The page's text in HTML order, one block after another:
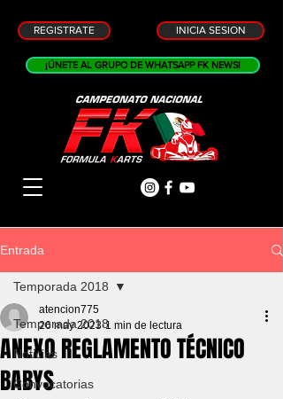
REGISTRATE INICIA SESION
¡ÚNETE AL GRUPO DE WHATSAPP FK NEWS!
Entrada
Temporada 2018
Noticias
Convocatorias
Temporada 2018
ANEXO REGLAMENTO TÉCNICO
BABYS
atencion775
26 may 2023 1 min de lectura